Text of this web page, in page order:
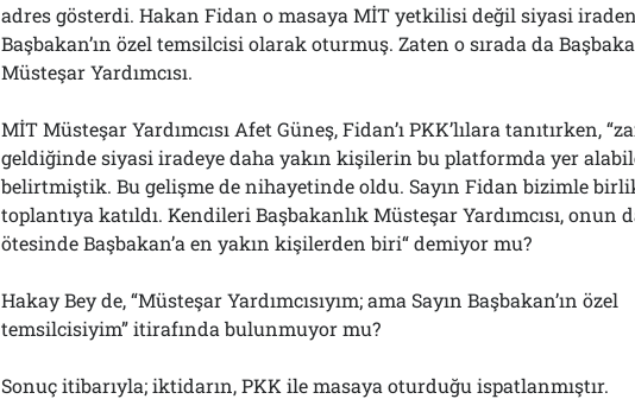
adres gösterdi. Hakan Fidan o masaya MİT yetkilisi değil siyasi
Başbakan’ın özel temsilcisi olarak oturmuş. Zaten o sırada da
Müsteşar Yardımcısı.
MİT Müsteşar Yardımcısı Afet Güneş, Fidan’ı PKK’lılara tanıtırken,
geldiğinde siyasi iradeye daha yakın kişilerin bu platformda yer
belirtmiştik. Bu gelişme de nihayetinde oldu. Sayın Fidan bizimle
toplantıya katıldı. Kendileri Başbakanlık Müsteşar Yardımcısı, onun
ötesinde Başbakan’a en yakın kişilerden biri“ demiyor mu?
Hakay Bey de, “Müsteşar Yardımcısıyım; ama Sayın Başbakan’ın özel
temsilcisiyim” itirafında bulunmuyor mu?
Sonuç itibarıyla; iktidarın, PKK ile masaya oturduğu ispatlanmıştır.